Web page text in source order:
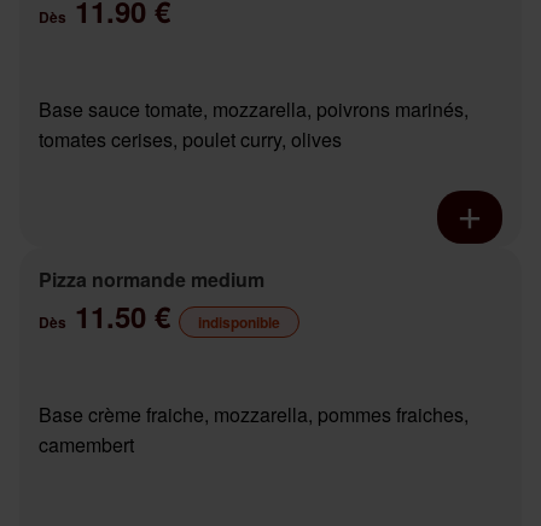
Dès 11.90 €
Base sauce tomate, mozzarella, poivrons marinés,
tomates cerises, poulet curry, olives
Pizza normande medium
Dès 11.50 € indisponible
Base crème fraiche, mozzarella, pommes fraiches,
camembert